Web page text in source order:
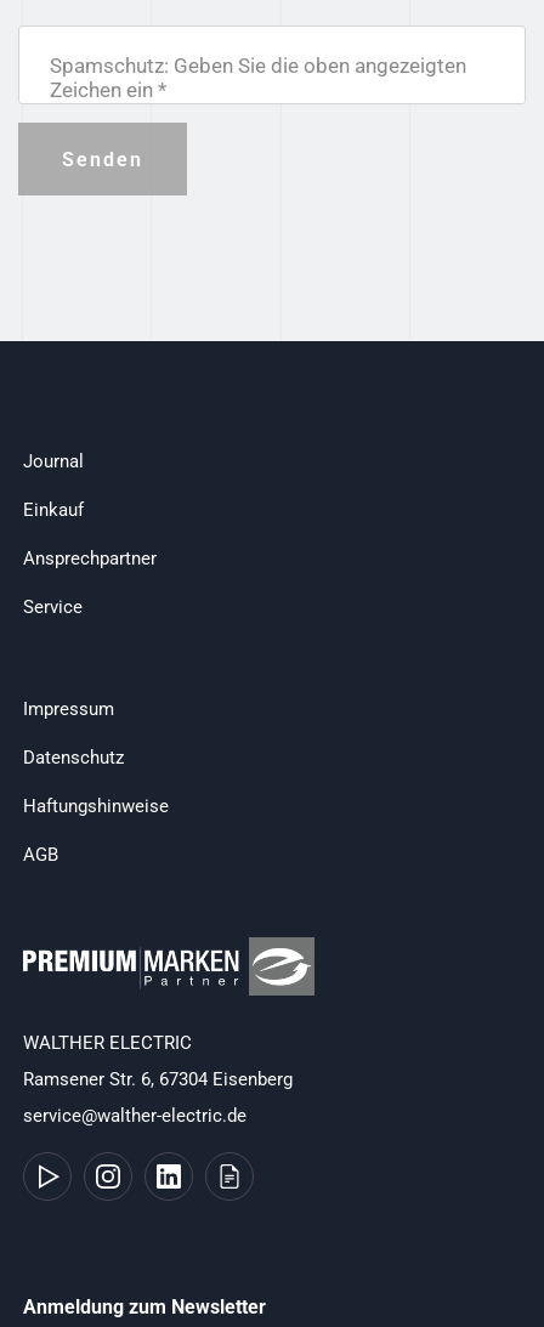
Spamschutz: Geben Sie die oben angezeigten
Zeichen ein *
Senden
Journal
Einkauf
Ansprechpartner
Service
Impressum
Datenschutz
Haftungshinweise
AGB
WALTHER ELECTRIC
Ramsener Str. 6, 67304 Eisenberg
service@walther-electric.de
Anmeldung zum Newsletter